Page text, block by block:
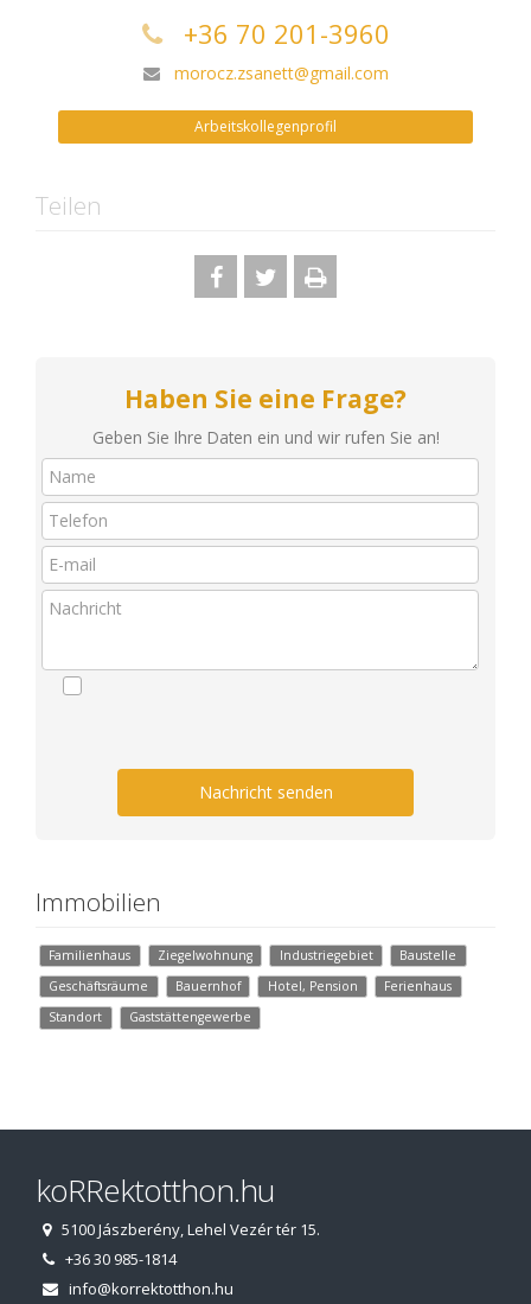
+36 70 201-3960
morocz.zsanett@gmail.com
Arbeitskollegenprofil
Teilen
Haben Sie eine Frage?
Geben Sie Ihre Daten ein und wir rufen Sie an!
Nachricht senden
Immobilien
Familienhaus Ziegelwohnung Industriegebiet
Baustelle
Geschäftsräume
Bauernhof Hotel, Pension
Ferienhaus
Standort
Gaststättengewerbe
koRRektotthon.hu
5100 Jászberény, Lehel Vezér tér 15.
+36 30 985-1814
info@korrektotthon.hu